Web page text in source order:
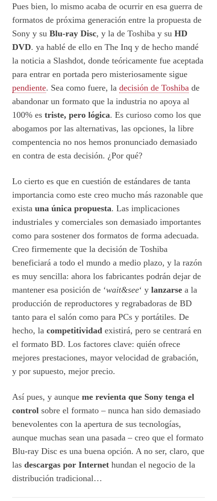
Pues bien, lo mismo acaba de ocurrir en esa guerra de
formatos de próxima generación entre la propuesta de
Sony y su Blu-ray Disc, y la de Toshiba y su HD
DVD. ya hablé de ello en The Inq y de hecho mandé
la noticia a Slashdot, donde teóricamente fue aceptada
para entrar en portada pero misteriosamente sigue
pendiente. Sea como fuere, la decisión de Toshiba de
abandonar un formato que la industria no apoya al
100% es triste, pero lógica. Es curioso como los que
abogamos por las alternativas, las opciones, la libre
compentencia no nos hemos pronunciado demasiado
en contra de esta decisión. ¿Por qué?
Lo cierto es que en cuestión de estándares de tanta
importancia como este creo mucho más razonable que
exista una única propuesta. Las implicaciones
industriales y comerciales son demasiado importantes
como para sostener dos formatos de forma adecuada.
Creo firmemente que la decisión de Toshiba
beneficiará a todo el mundo a medio plazo, y la razón
es muy sencilla: ahora los fabricantes podrán dejar de
mantener esa posición de ‘wait&see‘ y lanzarse a la
producción de reproductores y regrabadoras de BD
tanto para el salón como para PCs y portátiles. De
hecho, la competitividad existirá, pero se centrará en
el formato BD. Los factores clave: quién ofrece
mejores prestaciones, mayor velocidad de grabación,
y por supuesto, mejor precio.
Así pues, y aunque me revienta que Sony tenga el
control sobre el formato – nunca han sido demasiado
benevolentes con la apertura de sus tecnologías,
aunque muchas sean una pasada – creo que el formato
Blu-ray Disc es una buena opción. A no ser, claro, que
las descargas por Internet hundan el negocio de la
distribución tradicional…